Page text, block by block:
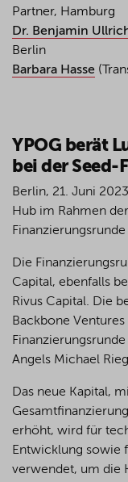
Partner, Hamburg
Dr. Benjamin
Berlin
Barbara Hasse
YPOG berät
bei der Seed-
Berlin, 21. Juni
Hub im Rahmen
Die
Capital, ebenfalls
Rivus Capital. Die
Backbone
Angels Michael
Das neue Kapital,
erhöht, wird für
Entwicklung sowie
verwendet, um die